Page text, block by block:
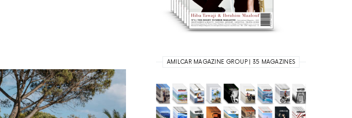
AMILCAR MAGAZINE GROUP | 35 MAGAZINES